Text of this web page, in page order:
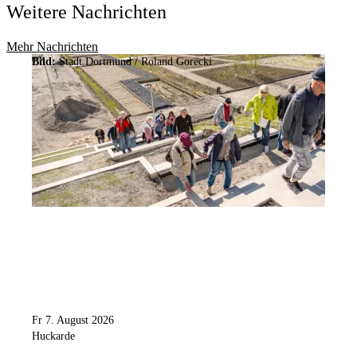
Weitere Nachrichten
Mehr Nachrichten
Bild:Stadt Dortmund / Roland Gorecki
Fr 7. August 2026
Huckarde